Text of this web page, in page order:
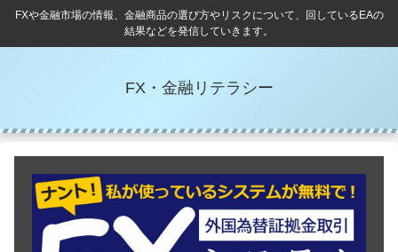
FXや金融市場の情報、金融商品の選び方やリスクについて、回しているEAの
結果などを発信していきます。
FX・金融リテラシー